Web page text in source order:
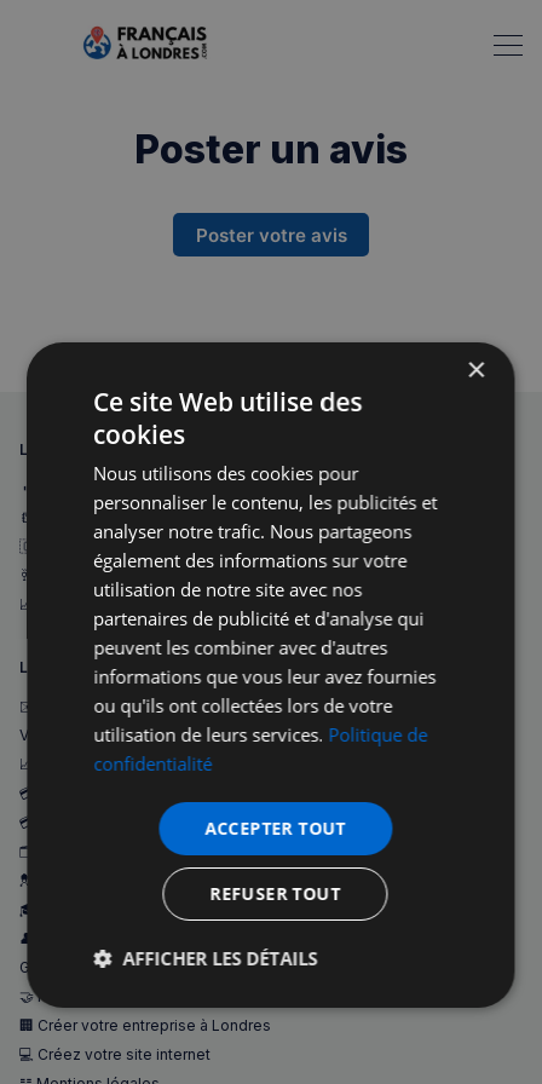
Chatbot IA
Annuaire des professionnels
Visites guidées
Événements à venir
Poster un avis
Poster votre avis
LA NAVIGATION 1
🔈 Forum des petites annonces
📒 Annuaire Pro
🇬🇧 Visites guidées
🥂 Événements
📈 Offres publicitaires
LA NAVIGATION 2
✉️ Ecrivez-nous
Visites guidées Londres 🇬🇧
📈 Nos offres publicitaires
💳 Visites Guidées Paiements personnalisés
💳 Paiement sécurisé
🗂️ Catégories
💂 releve de la garde Londres
🎓 Écoles Françaises de Londres
👤 À propos
Guided Tours in London
🤝 Nos partenaires
🏢 Créer votre entreprise à Londres
💻 Créez votre site internet
×
Ce site Web utilise des
cookies
Nous utilisons des cookies pour
personnaliser le contenu, les publicités et
analyser notre trafic. Nous partageons
également des informations sur votre
utilisation de notre site avec nos
partenaires de publicité et d'analyse qui
peuvent les combiner avec d'autres
informations que vous leur avez fournies
ou qu'ils ont collectées lors de votre
utilisation de leurs services. Politique de
confidentialité
ACCEPTER TOUT
REFUSER TOUT
AFFICHER LES DÉTAILS
Strictement
nécessaires
Performance Ciblage